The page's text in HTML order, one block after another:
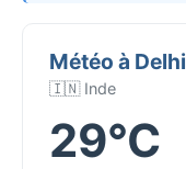
Météo à Delhi
🇮🇳 Inde
29°C